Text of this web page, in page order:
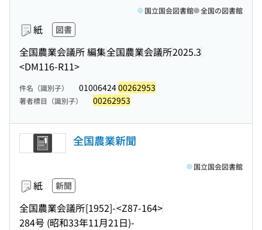
紙 図書
全国農業会議所 編集全国農業会議所2025.3
<DM116-R11>
国立国会図書館 全国の図書館
件名（識別子） 0100642400262953
著者標目（識別子） 00262953
全国農業新聞
紙 新聞
全国農業会議所[1952]-<Z87-164>
284号 (昭和33年11月21日)-
国立国会図書館